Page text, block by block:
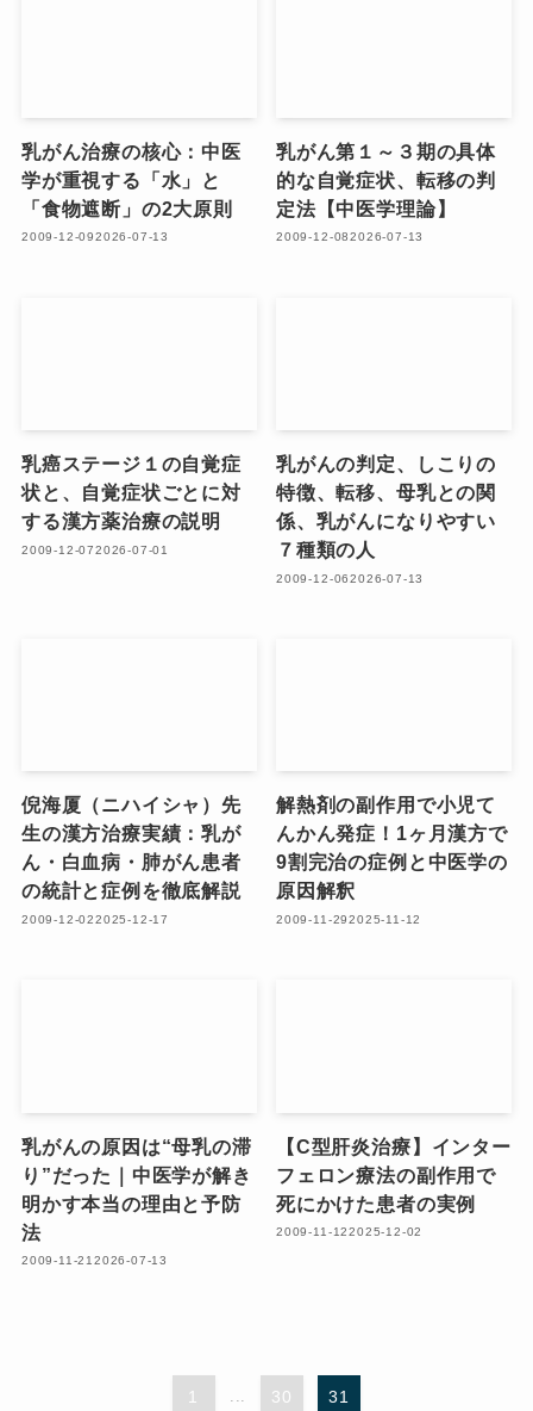
乳がん治療の核心：中医
学が重視する「水」と
「食物遮断」の2大原則
2009-12-092026-07-13
乳がん第１～３期の具体
的な自覚症状、転移の判
定法【中医学理論】
2009-12-082026-07-13
乳癌ステージ１の自覚症
状と、自覚症状ごとに対
する漢方薬治療の説明
2009-12-072026-07-01
乳がんの判定、しこりの
特徴、転移、母乳との関
係、乳がんになりやすい
７種類の人
2009-12-062026-07-13
倪海厦（ニハイシャ）先
生の漢方治療実績：乳が
ん・白血病・肺がん患者
の統計と症例を徹底解説
2009-12-022025-12-17
解熱剤の副作用で小児て
んかん発症！1ヶ月漢方で
9割完治の症例と中医学の
原因解釈
2009-11-292025-11-12
乳がんの原因は“母乳の滞
り”だった｜中医学が解き
明かす本当の理由と予防
法
2009-11-212026-07-13
【C型肝炎治療】インター
フェロン療法の副作用で
死にかけた患者の実例
2009-11-122025-12-02
1 30 31